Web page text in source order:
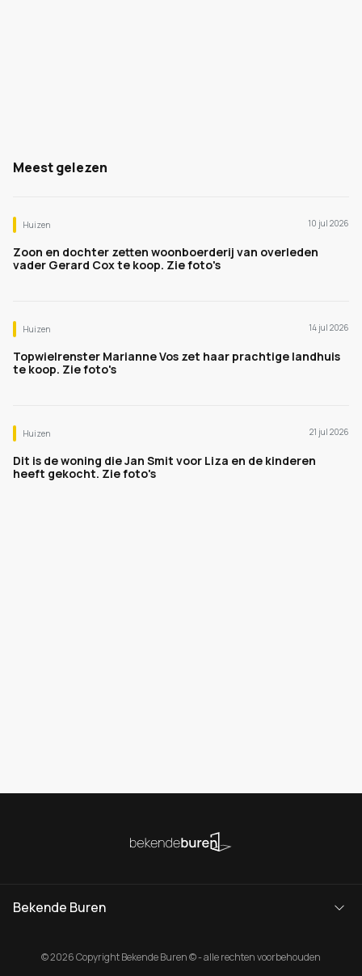
Meest gelezen
Huizen 10 jul 2026
Zoon en dochter zetten woonboerderij van overleden
vader Gerard Cox te koop. Zie foto's
Huizen 14 jul 2026
Topwielrenster Marianne Vos zet haar prachtige landhuis
te koop. Zie foto's
Huizen 21 jul 2026
Dit is de woning die Jan Smit voor Liza en de kinderen
heeft gekocht. Zie foto's
Bekende Buren
© 2026 Copyright Bekende Buren © - alle rechten voorbehouden